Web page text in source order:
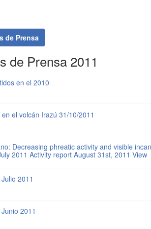
de Prensa
de Prensa 2011
en el 2010
el volcán Irazú 31/10/2011
Decreasing phreatic activity and visible
2011 Activity report August 31st, 2011 View
2011
2011